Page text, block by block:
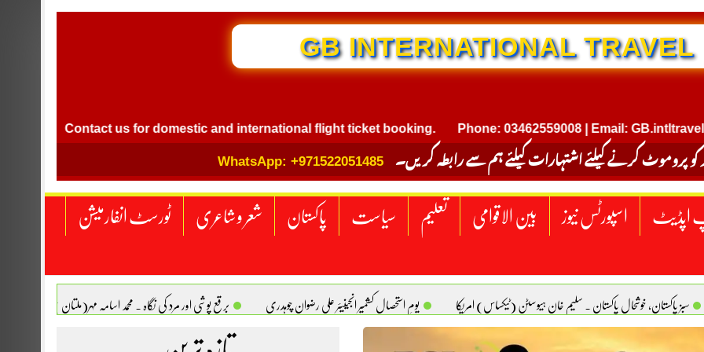
GB INTERNATIONAL TRAVEL
Contact us for domestic and international flight ticket booking. Phone: 03462559008 | Email:
کو پروموٹ کرنے کیلئے اشتہارات کیلئے ہم سے رابطہ کریں۔ WhatsApp: +971522051485
اپڈیٹ اسپورٹس نیوز بین الاقوامی تعلیم سیاست پاکستان شعر و شاعری ٹورسٹ انفارمیشن
سبز پاکستان، خوشحال پاکستان . سلیم خان ہیوسٹن (ٹیکساس) امریکا یومِ استحصالِ کشمیر انجینیئر علی رضوان چوہدری برقع پوشی اور مرد کی نگاہ . محمد اسامہ مہر(ملتان )
کی اصل پہچان. یاسر دانیال صابری